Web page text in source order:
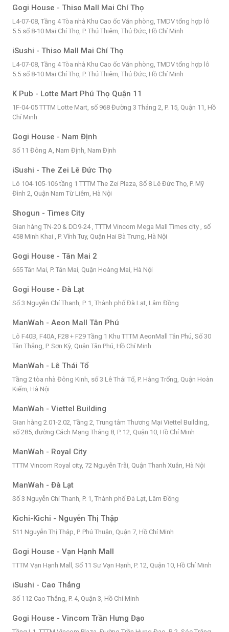
Gogi House - Thiso Mall Mai Chí Thọ
L4-07-08, Tầng 4 Tòa nhà Khu Cao ốc Văn phòng, TMDV tổng hợp lô
5.5 số 8-10 Mai Chí Thọ, P. Thủ Thiêm, Thủ Đức, Hồ Chí Minh
iSushi - Thiso Mall Mai Chí Thọ
L4-07-08, Tầng 4 Tòa nhà Khu Cao ốc Văn phòng, TMDV tổng hợp lô
5.5 số 8-10 Mai Chí Thọ, P. Thủ Thiêm, Thủ Đức, Hồ Chí Minh
K Pub - Lotte Mart Phú Thọ Quận 11
1F-04-05 TTTM Lotte Mart, số 968 Đường 3 Tháng 2, P. 15, Quận 11, Hồ
Chí Minh
Gogi House - Nam Định
Số 11 Đông A, Nam Định, Nam Định
iSushi - The Zei Lê Đức Thọ
Lô 104-105-106 tầng 1 TTTM The Zei Plaza, Số 8 Lê Đức Thọ, P. Mỹ
Đình 2, Quận Nam Từ Liêm, Hà Nội
Shogun - Times City
Gian hàng TN-20 & DD9-24 , TTTM Vincom Mega Mall Times city , số
458 Minh Khai , P. Vĩnh Tuy, Quận Hai Bà Trưng, Hà Nội
Gogi House - Tân Mai 2
655 Tân Mai, P. Tân Mai, Quận Hoàng Mai, Hà Nội
Gogi House - Đà Lạt
Số 3 Nguyễn Chí Thanh, P. 1, Thành phố Đà Lạt, Lâm Đồng
ManWah - Aeon Mall Tân Phú
Lô F40B, F40A, F28 + F29 Tầng 1 Khu TTTM AeonMall Tân Phú, Số 30
Tân Thắng, P. Sơn Kỳ, Quận Tân Phú, Hồ Chí Minh
ManWah - Lê Thái Tổ
Tầng 2 tòa nhà Đông Kinh, số 3 Lê Thái Tổ, P. Hàng Trống, Quận Hoàn
Kiếm, Hà Nội
ManWah - Viettel Building
Gian hàng 2.01-2.02, Tầng 2, Trung tâm Thương Mại Viettel Building,
số 285, đường Cách Mạng Tháng 8, P. 12, Quận 10, Hồ Chí Minh
ManWah - Royal City
TTTM Vincom Royal city, 72 Nguyễn Trãi, Quận Thanh Xuân, Hà Nội
ManWah - Đà Lạt
Số 3 Nguyễn Chí Thanh, P. 1, Thành phố Đà Lạt, Lâm Đồng
Kichi-Kichi - Nguyễn Thị Thập
511 Nguyễn Thị Thập, P. Phú Thuận, Quận 7, Hồ Chí Minh
Gogi House - Vạn Hạnh Mall
TTTM Vạn Hạnh Mall, Số 11 Sư Vạn Hạnh, P. 12, Quận 10, Hồ Chí Minh
iSushi - Cao Thắng
Số 112 Cao Thắng, P. 4, Quận 3, Hồ Chí Minh
Gogi House - Vincom Trần Hưng Đạo